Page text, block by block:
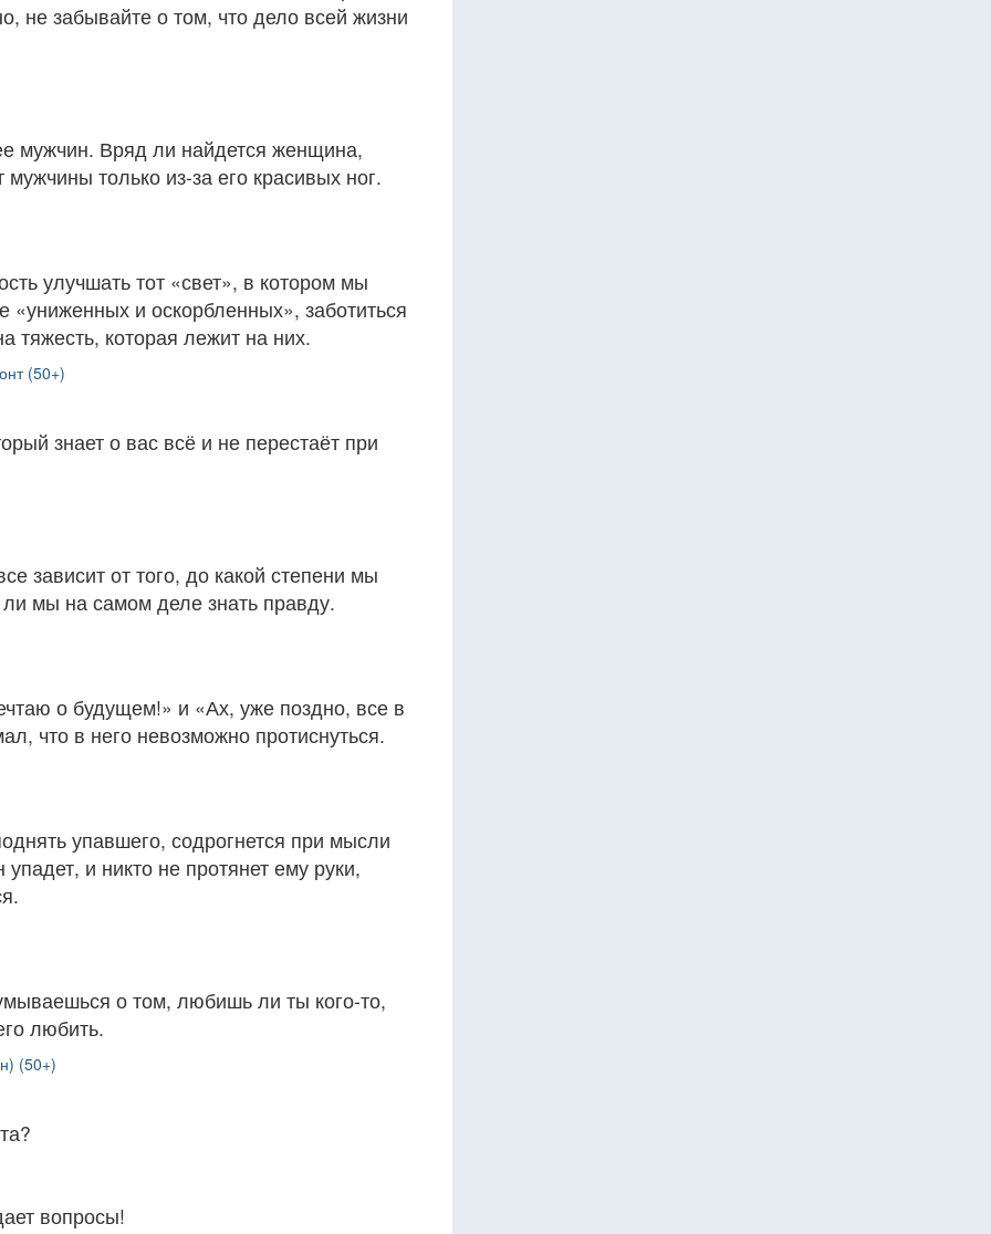
не забывайте о том, что дело всей жизни
мужчин. Вряд ли найдется женщина,
только из-за его красивых ног.
улучшать тот «свет», в котором мы
«униженных и оскорбленных», заботиться
тяжесть, которая лежит на них.
(50+)
знает о вас всё и не перестаёт при
зависит от того, до какой степени мы
мы на самом деле знать правду.
о будущем!» и «Ах, уже поздно, все в
что в него невозможно протиснуться.
упавшего, содрогнется при мысли
и никто не протянет ему руки,
о том, любишь ли ты кого-то,
любить.
(50+)
вопросы!